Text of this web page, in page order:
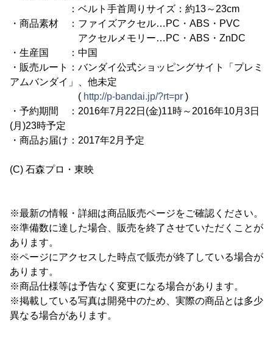
：ベルト手首周りサイズ：約13～23cm
・商品素材 ：ファイズアクセル…PC・ABS・PVC
アクセルメモリー…PC・ABS・ZnDC
・生産国 ：中国
・販売ルート：バンダイ公式ショッピングサイト「プレミ
アムバンダイ」、他未定
( http://p-bandai.jp/?rt=pr )
・予約期間 ：2016年7月22日(金)11時～2016年10月3日
(月)23時予定
・商品お届け：2017年2月予定
(C) 石森プロ・東映
※最新の情報・詳細は商品販売ページをご確認ください。
※準備数に達した場合、販売を終了させていただくことが
あります。
※ページにアクセスした時点で販売が終了している場合が
あります。
※商品仕様等は予告なく変更になる場合があります。
※掲載している写真は開発中のため、実際の商品とは多少
異なる場合があります。